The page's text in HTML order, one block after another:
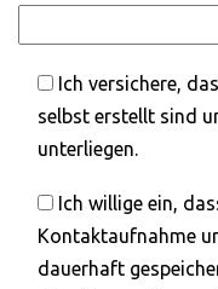
Ich versichere,
selbst erstellt sind
unterliegen.
Ich willige ein,
Kontaktaufnahme
dauerhaft